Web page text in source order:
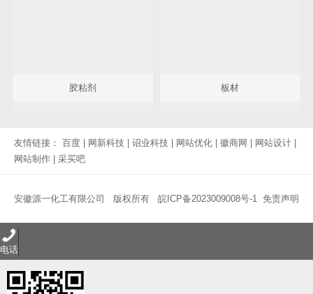
胶粘剂 板材
友情链接： 百度 网新科技 诏业科技 网站优化 徽商网 网站设计
网站制作
采买吧
安徽源一化工有限公司 版权所有 皖ICP备2023009008号-1 免责声明
电话